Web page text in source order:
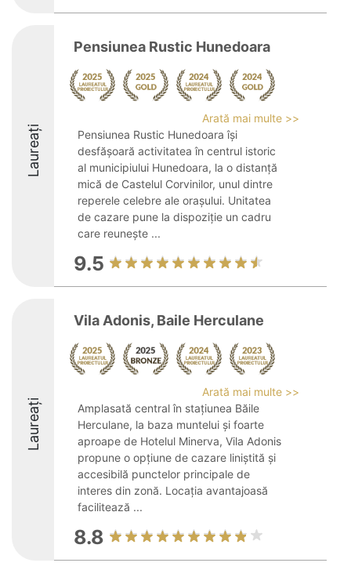
Laureați
Pensiunea Rustic Hunedoara
Arată mai multe >>
Pensiunea Rustic Hunedoara își
desfășoară activitatea în centrul istoric
al municipiului Hunedoara, la o distanță
mică de Castelul Corvinilor, unul dintre
reperele celebre ale orașului. Unitatea
de cazare pune la dispoziție un cadru
care reunește ...
9.5
Laureați
Vila Adonis, Baile Herculane
Arată mai multe >>
Amplasată central în stațiunea Băile
Herculane, la baza muntelui și foarte
aproape de Hotelul Minerva, Vila Adonis
propune o opțiune de cazare liniștită și
accesibilă punctelor principale de
interes din zonă. Locația avantajoasă
facilitează ...
8.8